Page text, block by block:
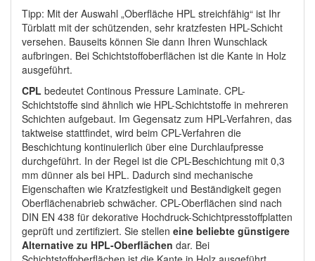
Tipp: Mit der Auswahl „Oberfläche HPL streichfähig“ ist Ihr
Türblatt mit der schützenden, sehr kratzfesten HPL-Schicht
versehen. Bauseits können Sie dann Ihren Wunschlack
aufbringen. Bei Schichtstoffoberflächen ist die Kante in Holz
ausgeführt.
CPL bedeutet Continous Pressure Laminate. CPL-
Schichtstoffe sind ähnlich wie HPL-Schichtstoffe in mehreren
Schichten aufgebaut. Im Gegensatz zum HPL-Verfahren, das
taktweise stattfindet, wird beim CPL-Verfahren die
Beschichtung kontinuierlich über eine Durchlaufpresse
durchgeführt. In der Regel ist die CPL-Beschichtung mit 0,3
mm dünner als bei HPL. Dadurch sind mechanische
Eigenschaften wie Kratzfestigkeit und Beständigkeit gegen
Oberflächenabrieb schwächer. CPL-Oberflächen sind nach
DIN EN 438 für dekorative Hochdruck-Schichtpresstoffplatten
geprüft und zertifiziert. Sie stellen eine beliebte günstigere
Alternative zu HPL-Oberflächen dar. Bei